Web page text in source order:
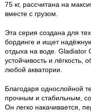
75 кг, рассчитана на
вместе с грузом.
Эта серия создана для
бординге и ищет
отдыха на воде. Gladiator
устойчивость и лёгкость,
любой акватории.
Благодаря однослойной
прочным и стабильным,
Он легко накачивается,